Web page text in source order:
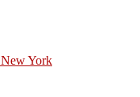
New York